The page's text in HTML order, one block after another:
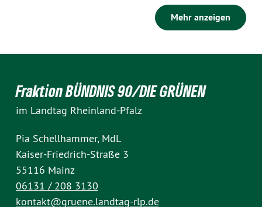
Mehr anzeigen
Fraktion BÜNDNIS 90/DIE GRÜNEN
im Landtag Rheinland-Pfalz
Pia Schellhammer, MdL
Kaiser-Friedrich-Straße 3
55116 Mainz
06131 / 208 3130
kontakt@gruene.landtag-rlp.de